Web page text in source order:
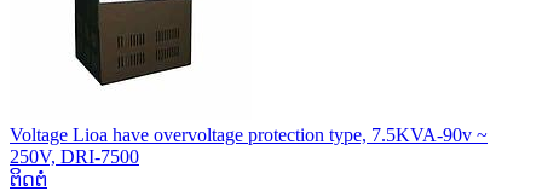
Voltage Lioa have overvoltage protection type, 7.5KVA-90v ~
250V, DRI-7500
ຕິດຕໍ່